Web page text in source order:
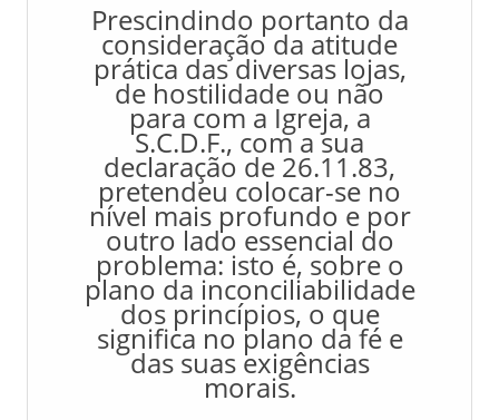
Prescindindo portanto da
consideração da atitude
prática das diversas lojas,
de hostilidade ou não
para com a Igreja, a
S.C.D.F., com a sua
declaração de 26.11.83,
pretendeu colocar-se no
nível mais profundo e por
outro lado essencial do
problema: isto é, sobre o
plano da inconciliabilidade
dos princípios, o que
significa no plano da fé e
das suas exigências
morais.